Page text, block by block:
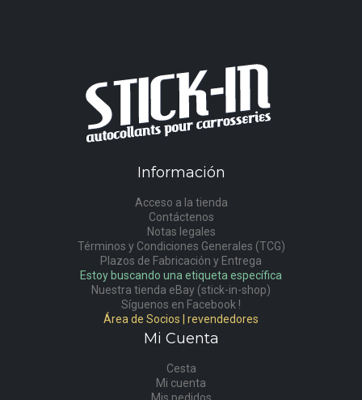
Información
Acceso a la tienda
Contáctenos
Notas legales
Términos y Condiciones Generales (TCG)
Plazos de Fabricación y Entrega
Estoy buscando una etiqueta específica
Nuestra tienda eBay (stick-in-shop)
Síguenos en Facebook !
Área de Socios | revendedores
Mi Cuenta
Cesta
Mi cuenta
Mis pedidos